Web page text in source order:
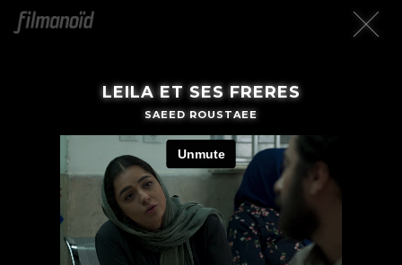
LEILA ET SES FRERES
SAEED ROUSTAEE